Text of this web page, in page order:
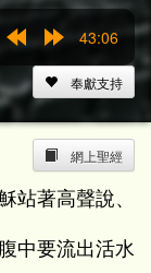
15s
15s
43:06
奉獻支持
網上聖經
站著高聲說、
中要流出活水